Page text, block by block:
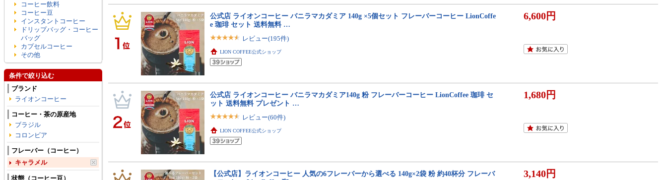
公式店 ライオンコーヒー バニラマカダミア 140g ×5個セット フレーバーコーヒー LionCoffe
e 珈琲 セット 送料無料 …
レビュー(195件)
LION COFFEE公式ショップ
6,600円
公式店 ライオンコーヒー バニラマカダミア140g 粉 フレーバーコーヒー LionCoffee 珈琲 セ
ット 送料無料 プレゼント …
レビュー(60件)
LION COFFEE公式ショップ
1,680円
【公式店】ライオンコーヒー 人気の6フレーバーから選べる 140g×2袋 粉 約40杯分 フレーバ
3,140円
コーヒー飲料
コーヒー豆
インスタントコーヒー
ドリップバッグ・コーヒー
バッグ
カプセルコーヒー
その他
条件で絞り込む
ブランド
ライオンコーヒー
コーヒー・茶の原産地
ブラジル
コロンビア
フレーバー（コーヒー）
キャラメル
状態（コーヒー豆）